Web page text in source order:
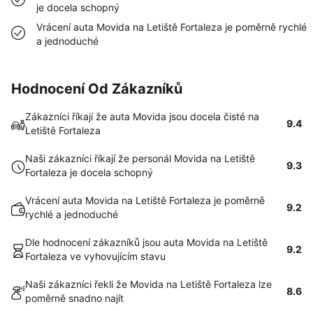
je docela schopný
Vrácení auta Movida na Letiště Fortaleza je poměrně rychlé
a jednoduché
Hodnocení Od Zákazníků
Zákazníci říkají že auta Movida jsou docela čisté na
Letiště Fortaleza
9.4
Naši zákazníci říkají že personál Movida na Letiště
Fortaleza je docela schopný
9.3
Vrácení auta Movida na Letiště Fortaleza je poměrně
rychlé a jednoduché
9.2
Dle hodnocení zákazníků jsou auta Movida na Letiště
Fortaleza ve vyhovujícím stavu
9.2
Naši zákazníci řekli že Movida na Letiště Fortaleza lze
poměrně snadno najít
8.6